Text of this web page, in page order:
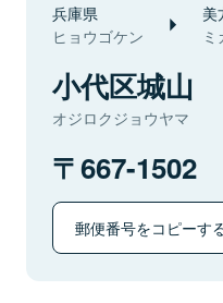
兵庫県
ヒョウゴケン
美
小代区城山
オジロクジョウヤマ
667-1502
郵便番号をコピーす